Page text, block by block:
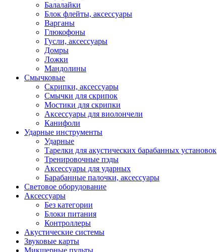
Балалайки
Блок флейты, аксессуары
Варганы
Глюкофоны
Гусли, аксессуары
Домры
Ложки
Мандолины
Смычковые
Скрипки, аксессуары
Смычки для скрипок
Мостики для скрипки
Аксессуары для виолончели
Канифоли
Ударные инструменты
Ударные
Тарелки для акустических барабанных установок
Тренировочные пэды
Аксессуары для ударных
Барабанные палочки, аксессуары
Световое оборудование
Аксессуары
Без категории
Блоки питания
Контроллеры
Акустические системы
Звуковые карты
Микшерные пульты